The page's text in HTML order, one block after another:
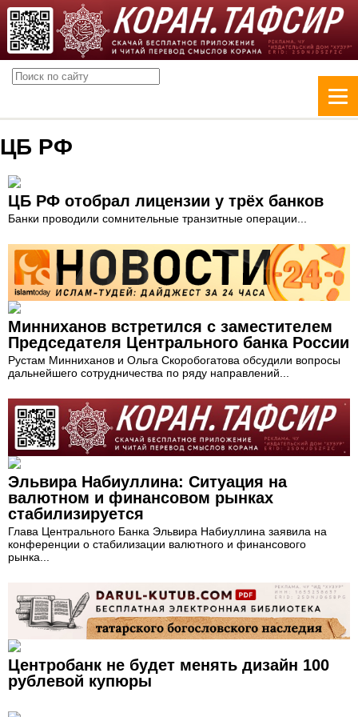
ЦБ РФ
ЦБ РФ отобрал лицензии у трёх банков
Банки проводили сомнительные транзитные операции...
Минниханов встретился с заместителем
Председателя Центрального банка России
Рустам Минниханов и Ольга Скоробогатова обсудили вопросы
дальнейшего сотрудничества по ряду направлений...
Эльвира Набиуллина: Ситуация на
валютном и финансовом рынках
стабилизируется
Глава Центрального Банка Эльвира Набиуллина заявила на
конференции о стабилизации валютного и финансового
рынка...
Центробанк не будет менять дизайн 100
рублевой купюры